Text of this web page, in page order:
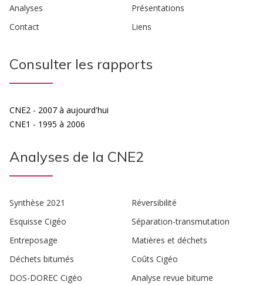
Analyses
Présentations
Contact
Liens
Consulter les rapports
CNE2 - 2007 à aujourd'hui
CNE1 - 1995 à 2006
Analyses de la CNE2
Synthèse 2021
Réversibilité
Esquisse Cigéo
Séparation-transmutation
Entreposage
Matières et déchets
Déchets bitumés
Coûts Cigéo
DOS-DOREC Cigéo
Analyse revue bitume